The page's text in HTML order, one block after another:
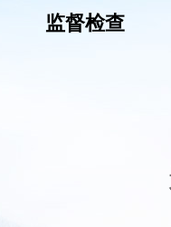
监督检查